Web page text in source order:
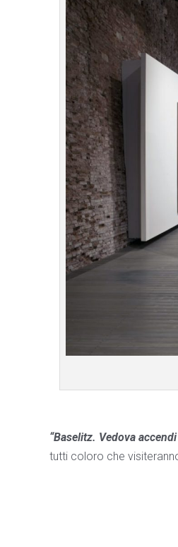
“Baselitz. Vedova
tutti coloro che